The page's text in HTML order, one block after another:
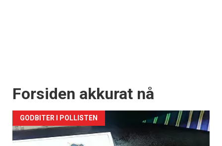
Forsiden akkurat nå
GODBITER I POLLISTEN